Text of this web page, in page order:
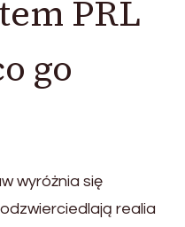
PRL
go
wyróżnia się
realia